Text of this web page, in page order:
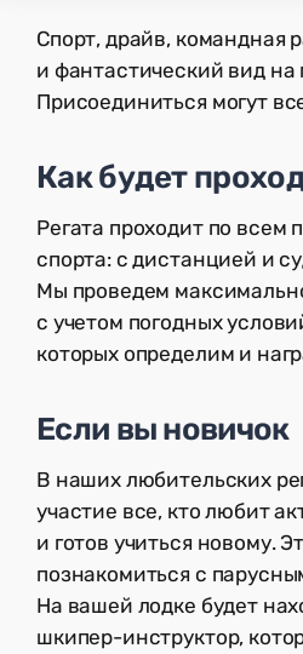
Спорт, драйв, командная
и фантастический вид на
Присоединиться могут
Как будет
Регата проходит по всем
спорта: с дистанцией и
Мы проведем
с учетом погодных
которых определим и
Если вы новичок
В наших любительских
участие все, кто любит
и готов учиться новому.
познакомиться с
На вашей лодке будет
шкипер-инструктор,